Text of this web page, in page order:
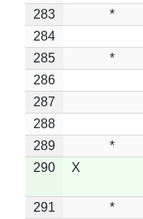
283
*
284
285
*
286
287
288
289
*
290
X
291 *